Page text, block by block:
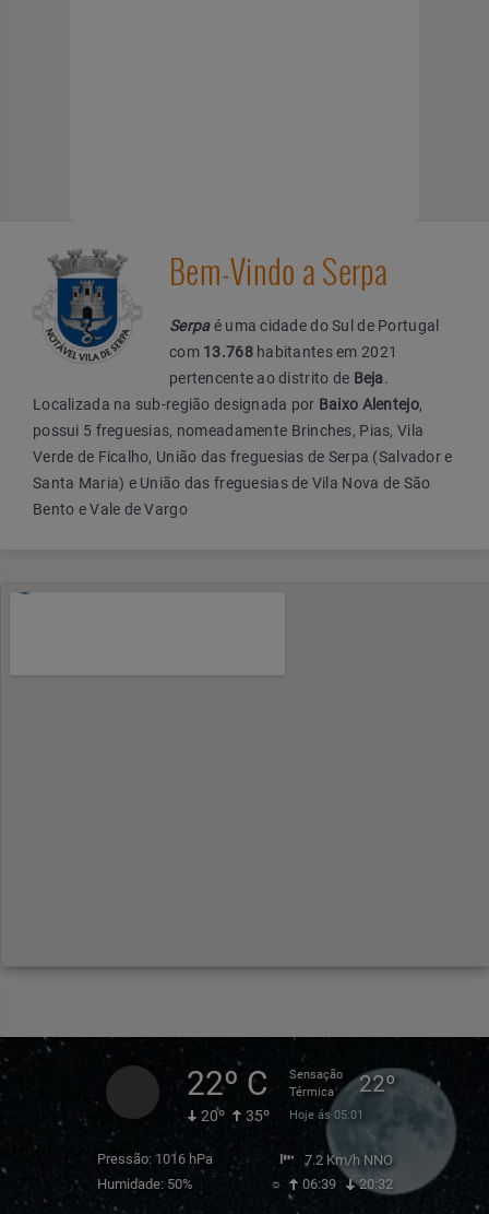
Bem-Vindo a Serpa
Serpaé uma cidade do Sul de Portugal
com 13.768habitantes em 2021
pertencente ao distrito de Beja.
Localizada na sub-região designada por Baixo Alentejo,
possui 5 freguesias, nomeadamente Brinches, Pias, Vila
Verde de Ficalho, União das freguesias de Serpa (Salvador e
Santa Maria) e União das freguesias de Vila Nova de São
Bento e Vale de Vargo
22º C
20º 35º
Sensação
Térmica
22º
Hoje ás 05:01
Pressão: 1016 hPa
7.2 Km/h NNO
Humidade: 50%
☼ 06:39 20:32